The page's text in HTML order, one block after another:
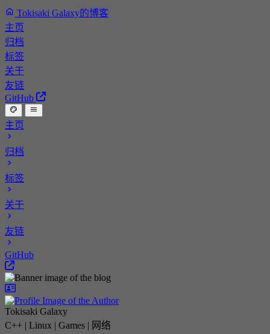
Tokisaki Galaxy的博客
主页
归档
标签
关于
友链
GitHub
主页
归档
标签
关于
友链
GitHub
Tokisaki Galaxy
C++ | Linux | Games | 网络